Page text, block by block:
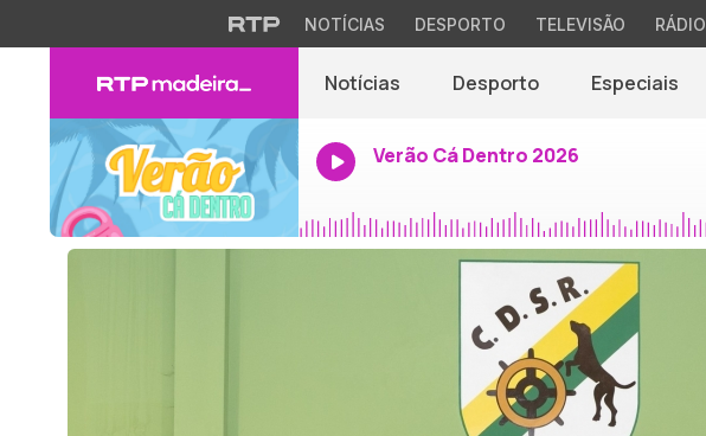
NOTÍCIAS DESPORTO TELEVISÃO RÁDIO
Notícias Desporto Especiais
Verão Cá Dentro 2026